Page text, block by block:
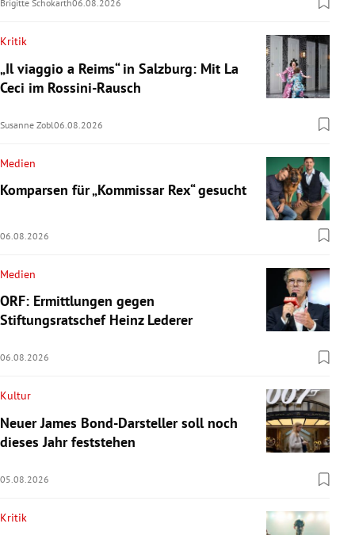
Brigitte Schokarth06.08.2026
Kritik
„Il viaggio a Reims“ in Salzburg: Mit La
Ceci im Rossini-Rausch
Susanne Zobl06.08.2026
Medien
Komparsen für „Kommissar Rex“ gesucht
06.08.2026
Medien
ORF: Ermittlungen gegen
Stiftungsratschef Heinz Lederer
06.08.2026
Kultur
Neuer James Bond-Darsteller soll noch
dieses Jahr feststehen
05.08.2026
Kritik